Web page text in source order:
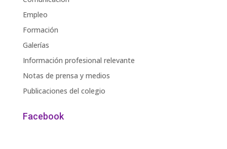
Empleo
Formación
Galerías
Información profesional relevante
Notas de prensa y medios
Publicaciones del colegio
Facebook